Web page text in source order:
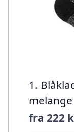
1.
melange
fra 222